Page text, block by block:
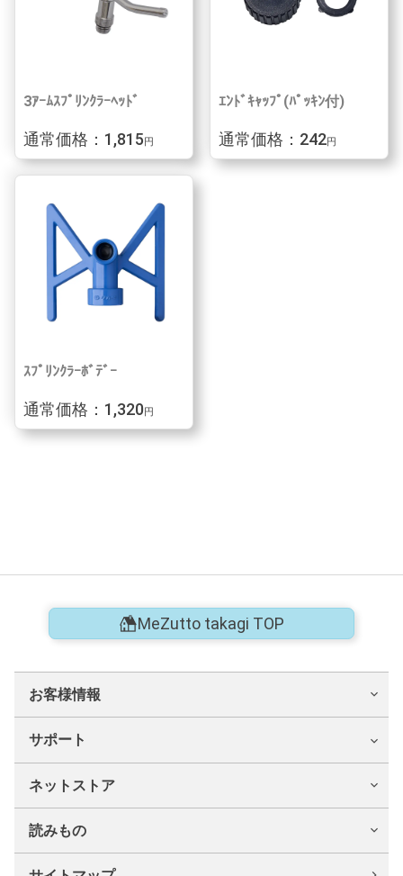
3ｱｰﾑｽﾌﾟﾘﾝｸﾗｰﾍｯﾄﾞ
通常価格：1,815円
ｴﾝﾄﾞｷｬｯﾌﾟ(ﾊﾟｯｷﾝ付)
通常価格：242円
ｽﾌﾟﾘﾝｸﾗｰﾎﾞﾃﾞｰ
通常価格：1,320円
MeZutto takagi TOP
お客様情報
サポート
ネットストア
読みもの